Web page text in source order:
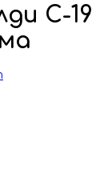
С-19